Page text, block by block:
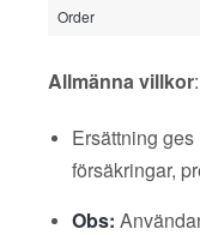
Order
Allmänna villkor:
Ersättning
försäkringar,
Obs: